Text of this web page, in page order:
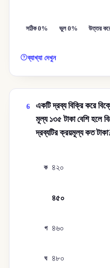
সঠিক 0% ভুল 0% উত্তর
ব্যাখ্যা দেখুন
6
একটি দ্রব্য বিক্রি করে
মূল্য ১৩৫ টাকা বেশি হলে
দ্রব্যটির ক্রয়মূল্য কত
ক ৪২০
৪৫০
গ ৪৬০
ঘ ৪৮০